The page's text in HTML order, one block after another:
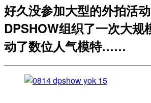
好久没参加大型的外拍活
DPSHOW组织了一次大规
动了数位人气模特……